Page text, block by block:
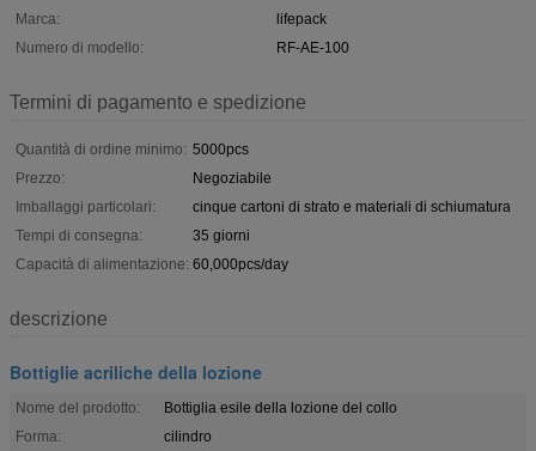
Marca:
lifepack
Numero di modello:
RF-AE-100
Termini di pagamento e spedizione
Quantità di ordine minimo: 5000pcs
Prezzo:
Negoziabile
Imballaggi particolari:
cinque cartoni di strato e materiali di schiumatura
Tempi di consegna:
35 giorni
Capacità di alimentazione: 60,000pcs/day
descrizione
Bottiglie acriliche della lozione
Nome del prodotto:
Bottiglia esile della lozione del collo
Forma:
cilindro